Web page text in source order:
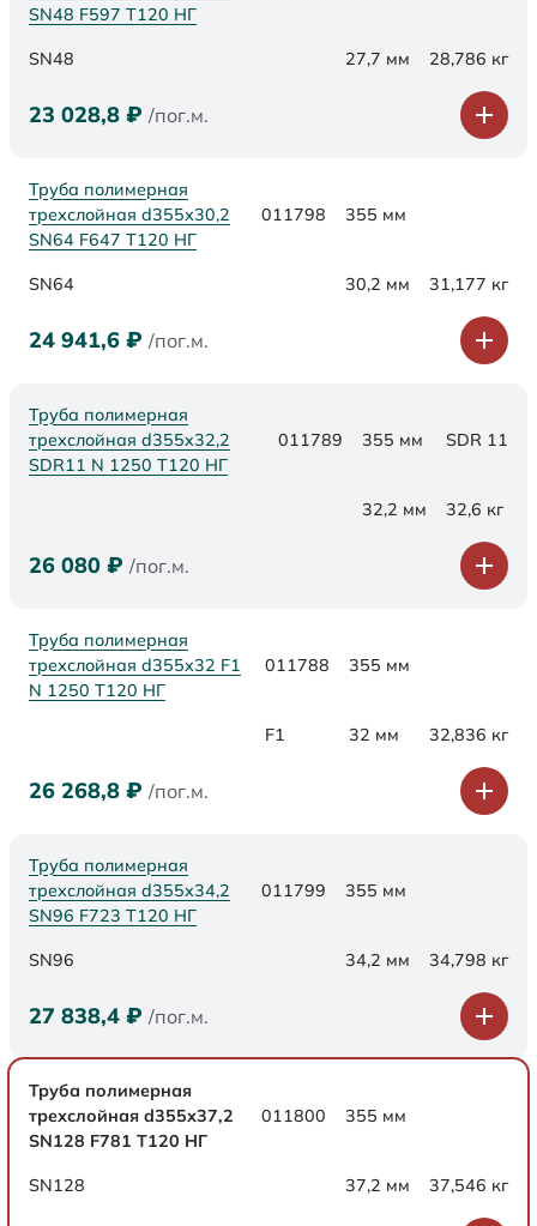
SN48 F597 Т120 НГ
SN48 27,7 мм 28,786 кг
23 028,8 ₽ /пог.м.
Труба полимерная
трехслойная d355х30,2
SN64 F647 Т120 НГ
011798 355 мм
SN64 30,2 мм 31,177 кг
24 941,6 ₽ /пог.м.
Труба полимерная
трехслойная d355x32,2
SDR11 N 1250 Т120 НГ
011789 355 мм SDR 11
32,2 мм 32,6 кг
26 080 ₽ /пог.м.
Труба полимерная
трехслойная d355x32 F1
N 1250 Т120 НГ
011788 355 мм
F1 32 мм 32,836 кг
26 268,8 ₽ /пог.м.
Труба полимерная
трехслойная d355х34,2
SN96 F723 Т120 НГ
011799 355 мм
SN96 34,2 мм 34,798 кг
27 838,4 ₽ /пог.м.
Труба полимерная
трехслойная d355х37,2
SN128 F781 Т120 НГ
011800 355 мм
SN128 37,2 мм 37,546 кг